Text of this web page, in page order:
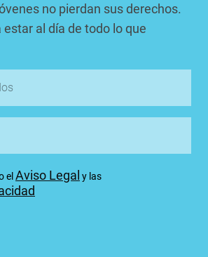
no pierdan sus derechos.
estar al día de todo lo que
elAviso Legal y las